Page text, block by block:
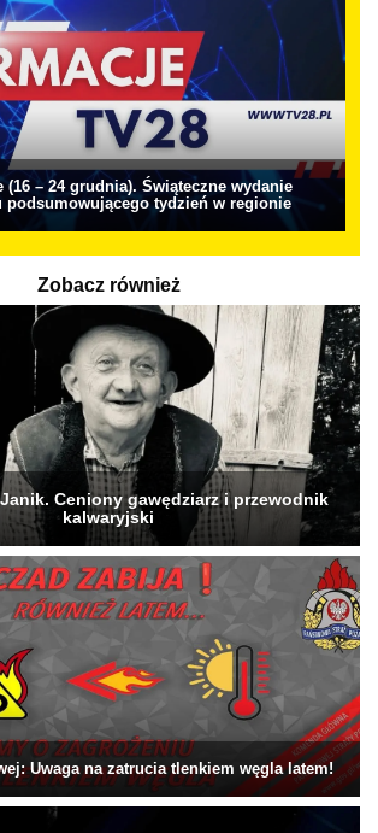
(16 – 24 grudnia). Świąteczne wydanie
podsumowującego tydzień w regionie
Zobacz również
Janik. Ceniony gawędziarz i przewodnik
kalwaryjski
Uwaga na zatrucia tlenkiem węgla latem!